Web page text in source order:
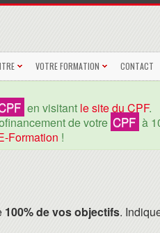
VOTRE FORMATION CONTACT
en visitant le site du CPF.
de votre CPF à
Formation !
100% de vos objectifs.